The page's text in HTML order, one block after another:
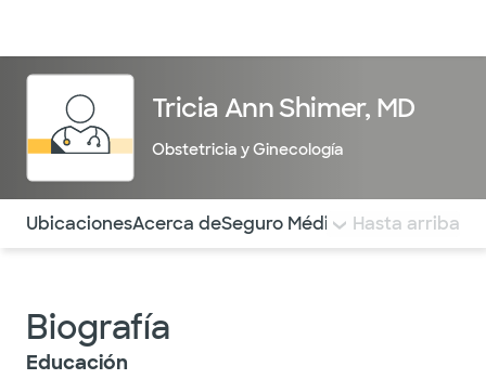
Tricia Ann Shimer, MD
Obstetricia y Ginecología
Utilice esta navegación para saltar rápidamente a
UbicacionesAcerca deSeguro Médico COMENTARIOS
Hasta arriba
Biografía
Educación